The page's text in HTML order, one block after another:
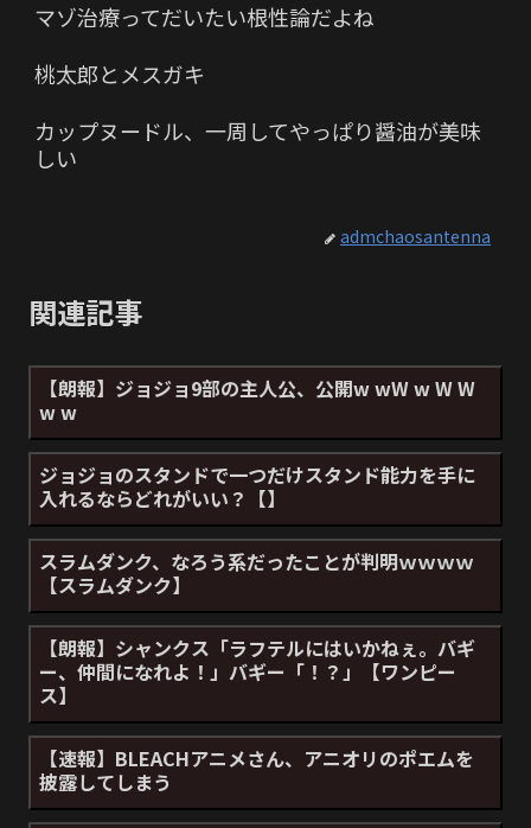
マゾ治療ってだいたい根性論だよね
桃太郎とメスガキ
カップヌードル、一周してやっぱり醤油が美味
しい
admchaosantenna
関連記事
【朗報】ジョジョ9部の主人公、公開w wW w W W
w w
ジョジョのスタンドで一つだけスタンド能力を手に
入れるならどれがいい？【】
スラムダンク、なろう系だったことが判明ｗｗｗｗ
【スラムダンク】
【朗報】シャンクス「ラフテルにはいかねぇ。バギ
ー、仲間になれよ！」バギー「！？」【ワンピー
ス】
【速報】BLEACHアニメさん、アニオリのポエムを
披露してしまう